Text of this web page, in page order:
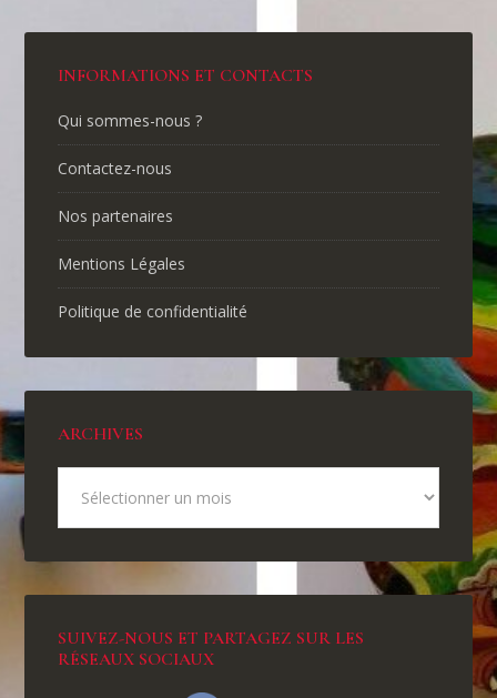
INFORMATIONS ET CONTACTS
Qui sommes-nous ?
Contactez-nous
Nos partenaires
Mentions Légales
Politique de confidentialité
ARCHIVES
SUIVEZ-NOUS ET PARTAGEZ SUR LES
RÉSEAUX SOCIAUX